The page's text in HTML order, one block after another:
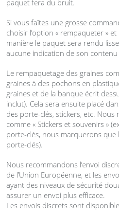
paquet fera du bruit.
Si vous faîtes une grosse
choisir l’option « rempaqueter »
manière le paquet sera rendu
aucune indication de son
Le rempaquetage des graines
graines à des pochons en
graines et de la banque écrit
inclut). Cela sera ensuite placé
des porte-clés, stickers, etc.
comme « Stickers et souvenirs »
porte-clés, nous marquerons
porte-clés).
Nous recommandons l’envoi
de l’Union Européenne, et les
ayant des niveaux de sécurité
assurer un envoi plus efficace.
Les envois discrets sont